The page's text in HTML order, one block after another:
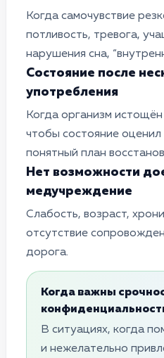
Когда самочувствие
потливость, тревога,
нарушения сна,
Состояние после
употребления
Когда организм
чтобы состояние оценил
понятный план
Нет возможности
медучреждение
Слабость, возраст,
отсутствие
дорога.
Когда важны
В ситуациях, когда
и нежелательно